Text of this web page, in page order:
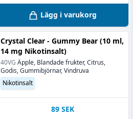
Lägg i varukorg
Crystal Clear - Gummy Bear (10 ml,
14 mg Nikotinsalt)
40VG Äpple, Blandade frukter, Citrus,
Godis, Gummibjörnar, Vindruva
Nikotinsalt
89 SEK